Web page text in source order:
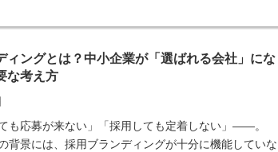
ィングとは？中小企業が「選ばれる会社」にな
な考え方
ても応募が来ない」「採用しても定着しない」――。
背景には、採用ブランディングが十分に機能していな